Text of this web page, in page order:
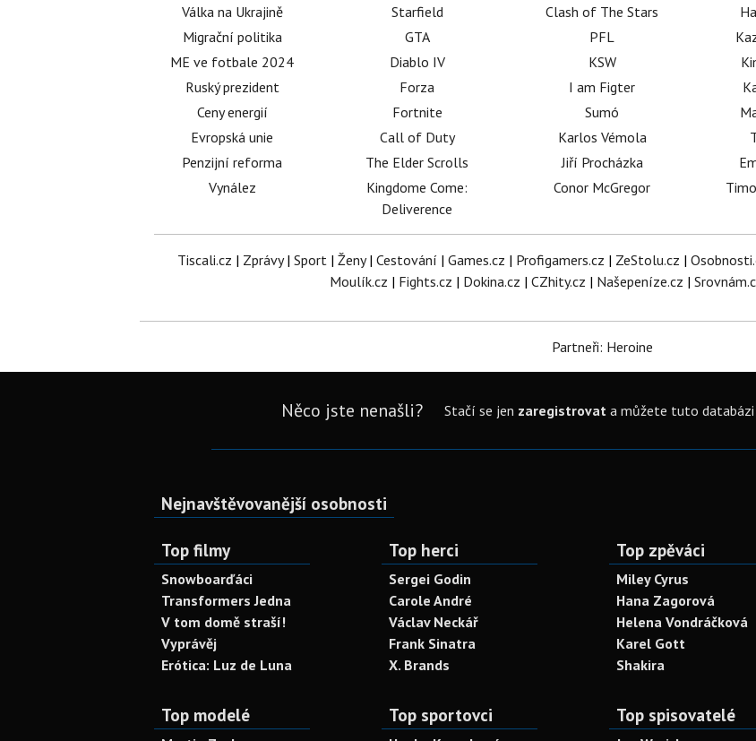
Válka na Ukrajině
Migrační politika
ME ve fotbale 2024
Ruský prezident
Ceny energií
Evropská unie
Penzijní reforma
Vynález
Starfield
GTA
Diablo IV
Forza
Fortnite
Call of Duty
The Elder Scrolls
Kingdome Come:
Deliverence
Clash of The Stars
PFL
KSW
I am Figter
Sumó
Karlos Vémola
Jiří Procházka
Conor McGregor
Tiscali.cz | Zprávy| Sport| Ženy| Cestování | Games.cz | Profigamers.cz | ZeStolu.cz |
Moulík.cz | Fights.cz | Dokina.cz | CZhity.cz | Našepeníze.cz |
Partneři: Heroine
Něco jste nenašli? Stačí se jen zaregistrovata můžete tuto databázi
Nejnavštěvovanější osobnosti
Top filmy
Snowboarďáci
Transformers Jedna
V tom domě straší!
Vyprávěj
Erótica: Luz de Luna
Top herci
Sergei Godin
Carole André
Václav Neckář
Frank Sinatra
X. Brands
Top zpěváci
Miley Cyrus
Hana Zagorová
Helena Vondráčková
Karel Gott
Shakira
Top modelé Top sportovci Top spisovatelé